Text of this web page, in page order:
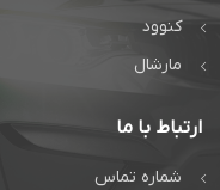
کنوود
مارشال
ارتباط با ما
شماره تماس